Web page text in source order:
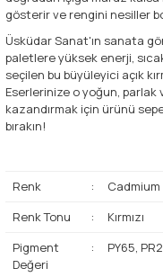
gösterir ve rengini nesiller
Üsküdar Sanat'ın sanata
paletlere yüksek enerji,
seçilen bu büyüleyici açık
Eserlerinize o yoğun,
kazandırmak için ürünü
bırakın!
Renk :
Cadmium
Renk Tonu
:
Kırmızı
Pigment
Değeri
: PY65,